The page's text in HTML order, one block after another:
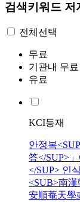
검색키워드 저
전체선택
무료
기관내 무료
유료
KCI등재
안정복
答</SUP>
</SUP> 인
<SUB>南
安順菴天學